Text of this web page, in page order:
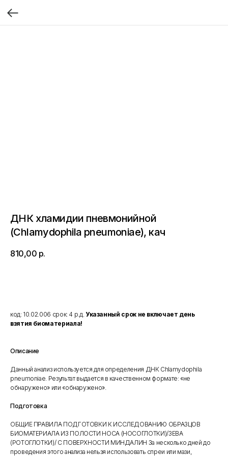
ДНК хламидии пневмонийной
(Chlamydophila pneumoniae), кач
810,00 р.
код: 10.02.006 срок: 4 р.д. Указанный срок не включает день
взятия биоматериала!
Описание
Данный анализ используется для определения ДНК Chlamydophila
pneumoniae. Результат выдается в качественном формате: «не
обнаружено» или «обнаружено».
Подготовка
ОБЩИЕ ПРАВИЛА ПОДГОТОВКИ К ИССЛЕДОВАНИЮ ОБРАЗЦОВ
БИОМАТЕРИАЛА ИЗ ПОЛОСТИ НОСА (НОСОГЛОТКИ)/ЗЕВА
(РОТОГЛОТКИ)/ С ПОВЕРХНОСТИ МИНДАЛИН За несколько дней до
проведения этого анализа нельзя использовать спреи или мази,